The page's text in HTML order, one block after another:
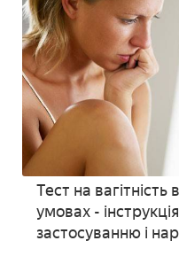
Тест на вагітність
умовах -
застосуванню і